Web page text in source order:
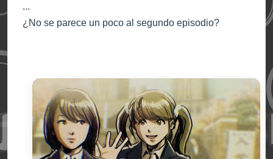
...
¿No se parece un poco al segundo episodio?